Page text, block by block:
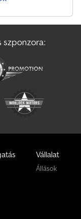
csörlő Emelhető és
370 kg /70 gumizás
Vanzetto Ipari
(PD) Kapcsolattartó:
IVECO,
FIAT, DAILY,
cserélhető
szigetelt,
félpótkocsi, alváz,
gépszállító
szponzora:
Vállalat
Állások